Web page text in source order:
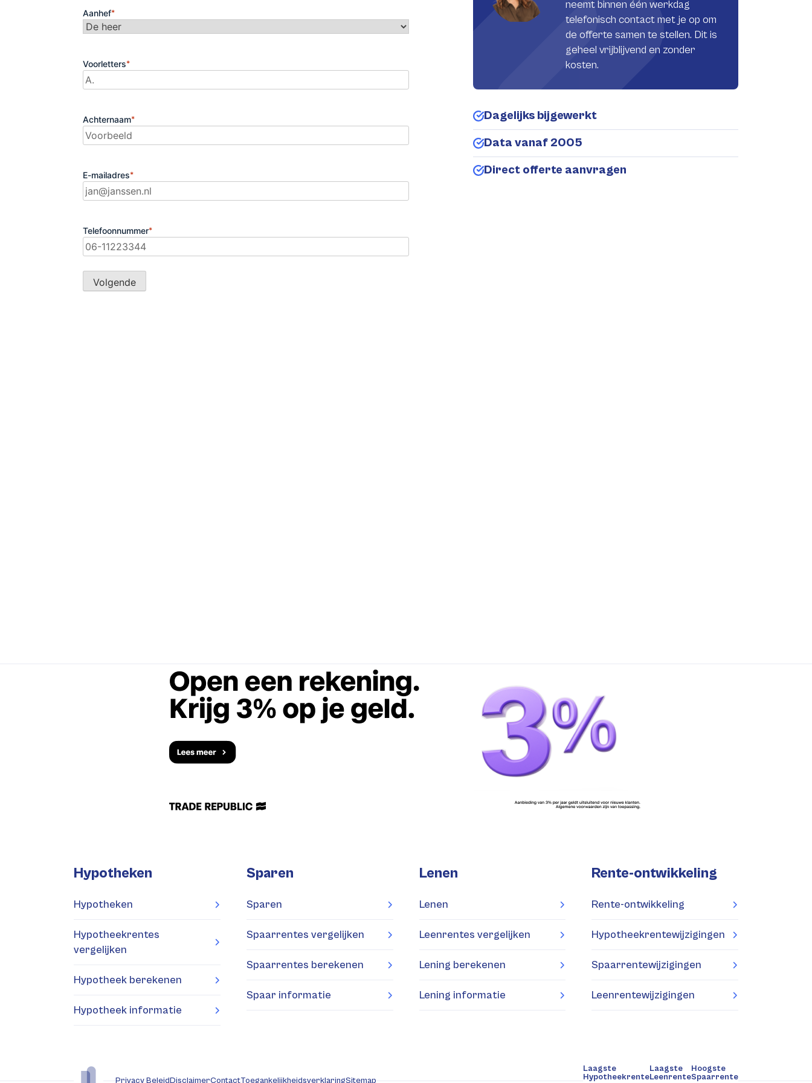
neemt binnen één werkdag
telefonisch contact met je op om
de offerte samen te stellen. Dit is
geheel vrijblijvend en zonder
kosten.
Dagelijks bijgewerkt
Data vanaf 2005
Direct offerte aanvragen
Hypotheken
Hypotheken
Hypotheekrentes
vergelijken
Hypotheek berekenen
Hypotheek informatie
Sparen
Sparen
Spaarrentes vergelijken
Spaarrentes berekenen
Spaar informatie
Lenen
Lenen
Leenrentes vergelijken
Lening berekenen
Lening informatie
Rente-ontwikkeling
Rente-ontwikkeling
Hypotheekrentewijzigingen
Spaarrentewijzigingen
Leenrentewijzigingen
Privacy BeleidDisclaimerContactToegankelijkheidsverklaringSitemap
Laagste
Hypotheekrente
Laagste
Leenrente
Hoogste
Spaarrente